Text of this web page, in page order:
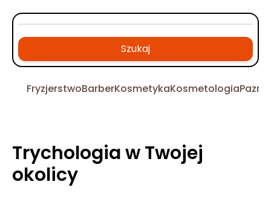
Szukaj
FryzjerstwoBarberKosmetykaKosmetologia
Trychologia w Twojej
okolicy